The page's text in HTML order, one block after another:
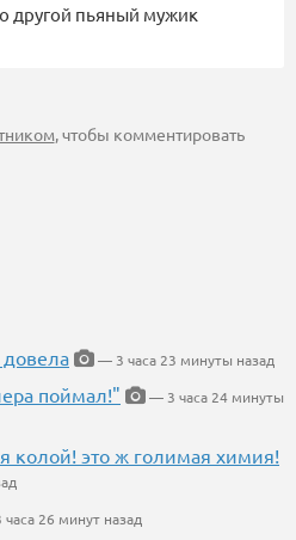
другой пьяный мужик
, чтобы комментировать
— 3 часа 23 минуты назад
поймал!"
— 3 часа 24 минуты
колой! это ж голимая химия!
26 минут назад